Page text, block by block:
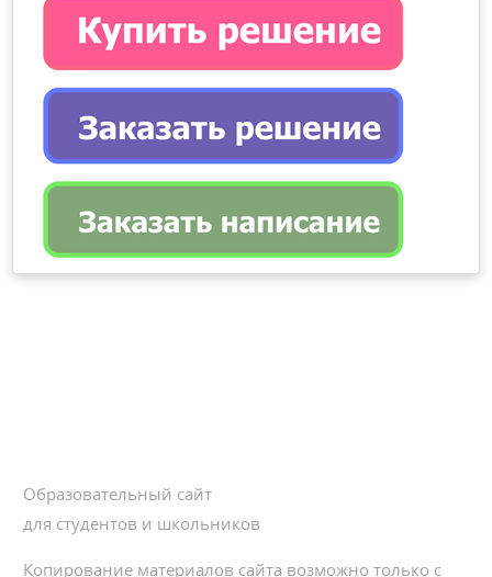
Образовательный сайт
для студентов и школьников
Копирование материалов сайта возможно только с